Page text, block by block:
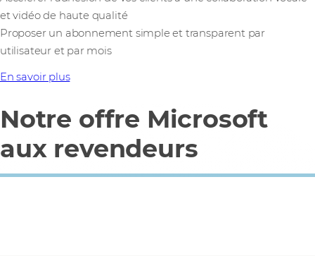
et vidéo de haute qualité
Proposer un abonnement simple et transparent par
utilisateur et par mois
En savoir plus
Notre offre Microsoft
aux revendeurs